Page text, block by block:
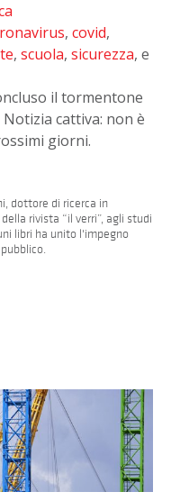
, covid,
, scuola, sicurezza, e
il tormentone
cattiva: non è
giorni.
dottore di ricerca in
rivista “il verri”, agli studi
libri ha unito l'impegno